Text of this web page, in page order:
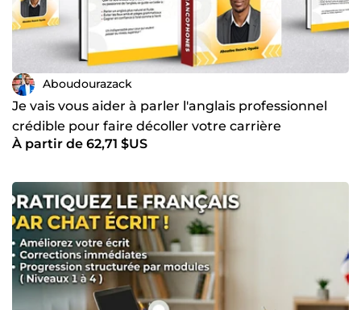
Aboudourazack
Je vais vous aider à parler l'anglais professionnel
crédible pour faire décoller votre carrière
À partir de 62,71 $US